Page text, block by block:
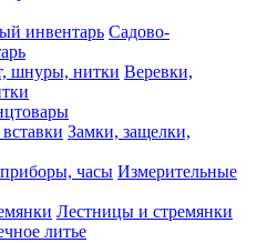
Садово-
Веревки,
Замки, защелки,
Измерительные
Лестницы и стремянки
литье